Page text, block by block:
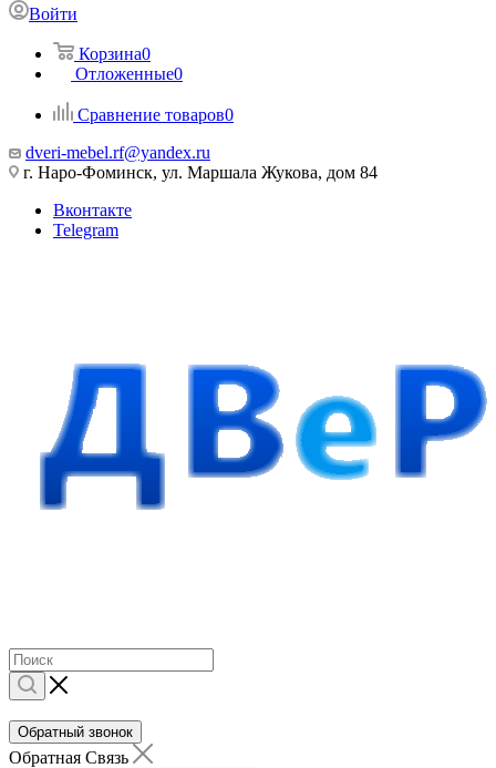
Войти
Корзина0
Отложенные0
Сравнение товаров0
dveri-mebel.rf@yandex.ru
г. Наро-Фоминск, ул. Маршала Жукова, дом 84
Вконтакте
Telegram
Обратный звонок
Обратная Связь